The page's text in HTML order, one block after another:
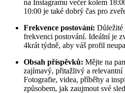
na Instagramu večer kolem
10:00 je také dobrý čas pro
Frekvence postování: Důležité
frekvenci postování. Ideální je
4krát týdně, aby váš profil
Obsah příspěvků: Mějte na
zajímavý, přitažlivý a
Fotografie, videa, příběhy a
způsobem, jak zaujmout své